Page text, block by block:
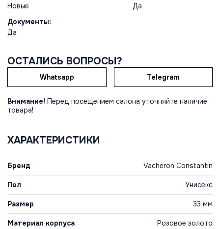
Новые
Да
Документы:
Да
ОСТАЛИСЬ ВОПРОСЫ?
Whatsapp Telegram
Внимание! Перед посещением салона уточняйте наличие
товара!
ХАРАКТЕРИСТИКИ
Бренд Vacheron Constantin
Пол Унисекс
Размер 33 мм
Материал корпуса Розовое золото